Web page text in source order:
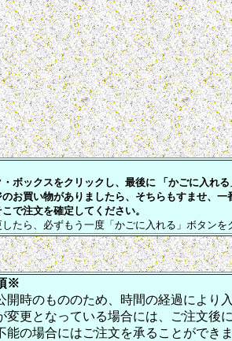
ボックスをクリックし、最後に 「かごに入れ
お買い物がありましたら、そちらもすませ、一
で注文を確定してください。
たら、必ずもう一度「かごに入れる」ボタン
※
開時のもののため、時間の経過により
変更となっている場合には、ご注文後
能の場合にはご注文を承ることができ